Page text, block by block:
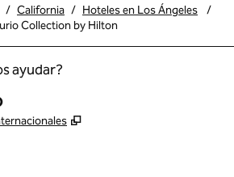
/ California / Hoteles en Los Ángeles
/
Collection by Hilton
ayudar?
,